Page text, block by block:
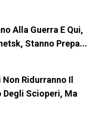
Alla Guerra E Qui,
Stanno Prepa...
Ridurranno Il
Degli Scioperi, Ma